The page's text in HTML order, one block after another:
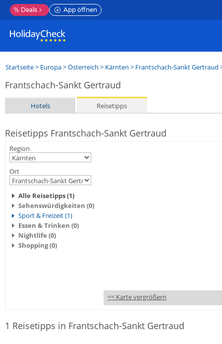
% Deals App öffnen
Startseite> Europa>Österreich > Kärnten > Frantschach-Sankt Gertraud
Frantschach-Sankt Gertraud
Hotels Reisetipps
Reisetipps Frantschach-Sankt Gertraud
Region
Ort
Alle Reisetipps (1)
Sehenswürdigkeiten (0)
Sport & Freizeit (1)
Essen & Trinken (0)
Nightlife (0)
Shopping (0)
<< Karte vergrößern
1 Reisetipps in Frantschach-Sankt Gertraud